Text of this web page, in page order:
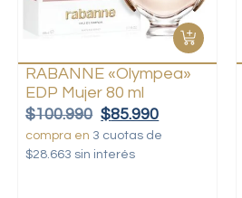
RABANNE «Olympea»
EDP Mujer 80 ml
$100.990 $85.990
compra en 3 cuotas de
$28.663 sin interés